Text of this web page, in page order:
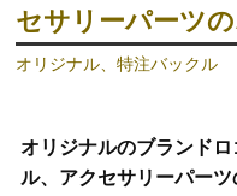
セサリーパーツ
オリジナル、特注バックル
オリジナルのブランド
ル、アクセサリーパー